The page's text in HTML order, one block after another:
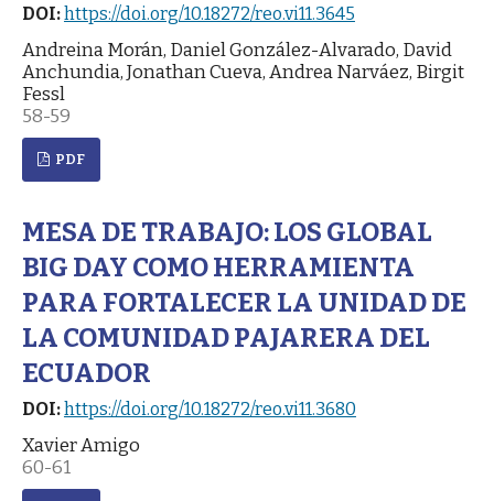
DOI:https://doi.org/10.18272/reo.vi11.3645
Andreina Morán, Daniel González-Alvarado, David
Anchundia, Jonathan Cueva, Andrea Narváez, Birgit
Fessl
58-59
PDF
MESA DE TRABAJO: LOS GLOBAL
BIG DAY COMO HERRAMIENTA
PARA FORTALECER LA UNIDAD DE
LA COMUNIDAD PAJARERA DEL
ECUADOR
DOI:https://doi.org/10.18272/reo.vi11.3680
Xavier Amigo
60-61